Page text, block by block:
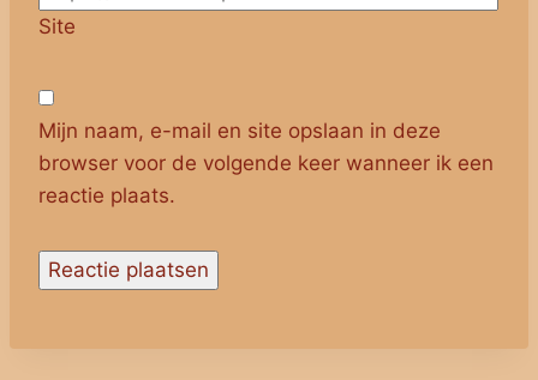
Site
Mijn naam, e-mail en site opslaan in deze
browser voor de volgende keer wanneer ik een
reactie plaats.